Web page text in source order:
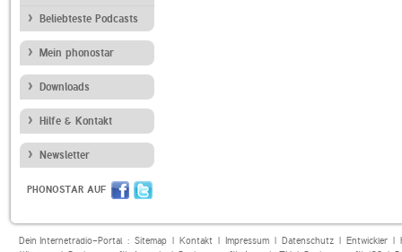
Beliebteste Podcasts
Mein phonostar
Downloads
Hilfe & Kontakt
Newsletter
PHONOSTAR AUF
Dein Internetradio-Portal : Sitemap| Kontakt| Impressum| Datenschutz| Entwickler|